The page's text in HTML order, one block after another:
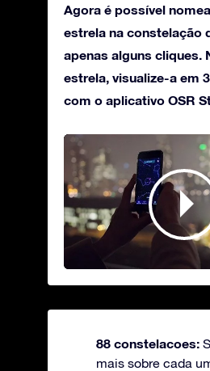
Agora é possível
estrela na constelação
apenas alguns cliques.
estrela, visualize-a em
com o aplicativo OSR
88 constelacoes:
mais sobre cada